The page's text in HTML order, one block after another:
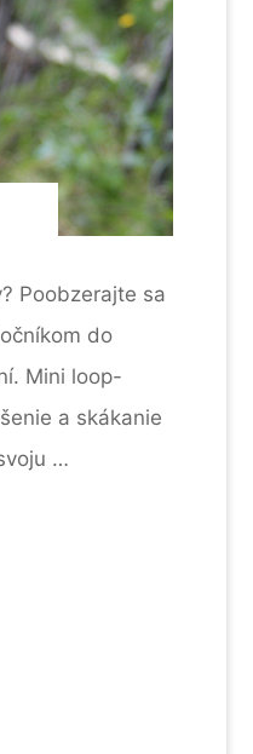
Poobzerajte sa
do
Mini loop-
a skákanie
…